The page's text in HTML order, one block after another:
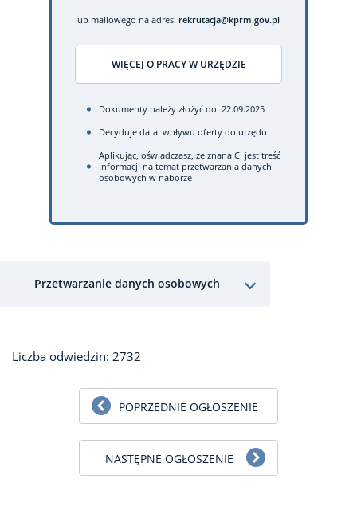
lub mailowego na adres: rekrutacja@kprm.gov.pl
WIĘCEJ O PRACY W URZĘDZIE
Dokumenty należy złożyć do: 22.09.2025
Decyduje data: wpływu oferty do urzędu
Aplikując, oświadczasz, że znana Ci jest treść
informacji na temat przetwarzania danych
osobowych w naborze
Przetwarzanie danych osobowych
Liczba odwiedzin: 2732
POPRZEDNIE OGŁOSZENIE
NASTĘPNE OGŁOSZENIE